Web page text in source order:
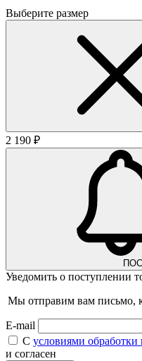
Выберите размер
2 190 ₽
Уведомить о поступлении
Мы отправим вам письмо,
E-mail
С условиями
и согласен